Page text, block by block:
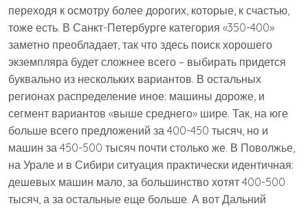
переходя к осмотру более дорогих, которые, к счастью,
тоже есть. В Санкт-Петербурге категория «350-400»
заметно преобладает, так что здесь поиск хорошего
экземпляра будет сложнее всего – выбирать придется
буквально из нескольких вариантов. В остальных
регионах распределение иное: машины дороже, и
сегмент вариантов «выше среднего» шире. Так, на юге
больше всего предложений за 400-450 тысяч, но и
машин за 450-500 тысяч почти столько же. В Поволжье,
на Урале и в Сибири ситуация практически идентичная:
дешевых машин мало, за большинство хотят 400-500
тысяч, а за остальные еще больше. А вот Дальний